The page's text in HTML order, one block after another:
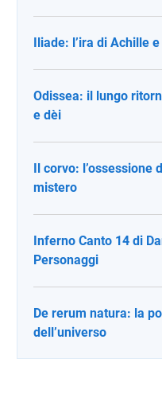
Iliade: l’ira di Achille
Odissea: il lungo
e dèi
Il corvo: l’ossessione
mistero
Inferno Canto 14 di
Personaggi
De rerum natura: la
dell’universo